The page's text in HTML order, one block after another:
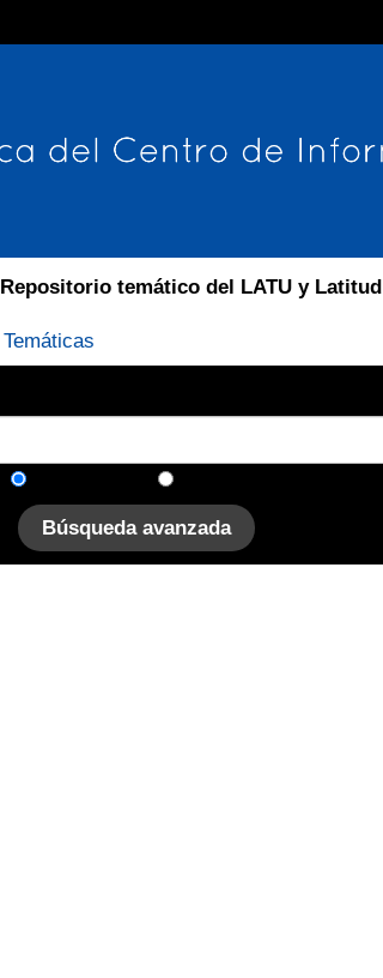
Repositorio temático del LATU y Latitud
Temáticas
Búsqueda avanzada